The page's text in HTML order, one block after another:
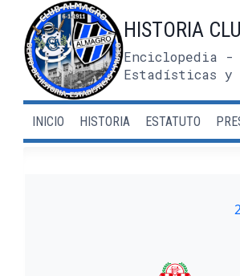
contenido
HISTORIA
Enciclopedia -
Estadísticas y
INICIO HISTORIA ESTATUTO